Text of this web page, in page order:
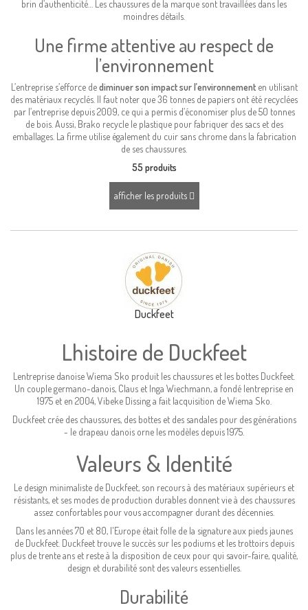
brin d’authenticité… Les chaussures de la marque sont travaillées dans les
moindres détails.
Une firme attentive au respect de
l’environnement
L’entreprise s’efforce dediminuer son impact sur l’environnementen utilisant
des matériaux recyclés. Il faut noter que 36 tonnes de papiers ont été recyclées
par l’entreprise depuis 2009, ce qui a permis d’économiser plus de 50 tonnes
de bois. Aussi, Brako recycle le plastique pour fabriquer des sacs et des
emballages. La firme utilise également du cuir sans chrome dans la fabrication
de ses chaussures.
55 produits
afficher les produits
Duckfeet
Lhistoire de Duckfeet
Lentreprise danoise Wiema Sko produit les chaussures et les bottes Duckfeet.
Un couple germano-danois, Claus et Inga Wiechmann, a fondé lentreprise en
1975 et en 2004, Vibeke Dissing a fait lacquisition de Wiema Sko.
Duckfeet crée des chaussures, des bottes et des sandales pour des générations
- le drapeau danois orne les modèles depuis 1975.
Valeurs & Identité
Le design minimaliste de Duckfeet, son recours à des matériaux supérieurs et
résistants, et ses modes de production durables donnent vie à des chaussures
assez confortables pour vous accompagner durant des décennies.
Dans les années 70 et 80, l'Europe était folle de la signature aux pieds jaunes
de Duckfeet. Duckfeet trouve le succès sur les podiums et les trottoirs depuis
plus de trente ans et reste à la disposition de ceux pour qui savoir-faire, qualité,
design et durabilité sont des valeurs essentielles.
Durabilité